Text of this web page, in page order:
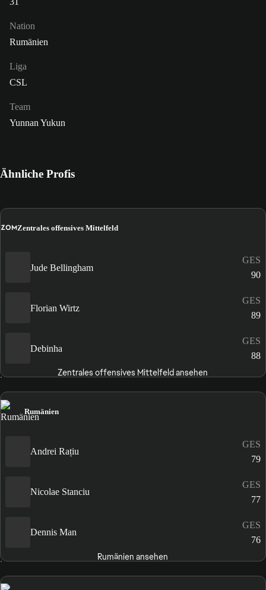
Nation
Rumänien
Liga
CSL
Team
Yunnan Yukun
Ähnliche Profis
ZOMZentrales offensives Mittelfeld
Jude Bellingham
GES
90
Florian Wirtz
GES
89
Debinha
GES
88
Zentrales offensives Mittelfeld ansehen
Rumänien
Andrei Rațiu
GES
79
Nicolae Stanciu
GES
77
Dennis Man
GES
76
Rumänien ansehen